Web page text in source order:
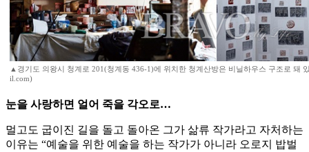
▲경기도 의왕시 청계로 201(청계동 436-1)에 위치한 청계산방은 비닐하우스 구조로 돼
il.com)
눈을 사랑하면 얼어 죽을 각오로…
멀고도 굽이진 길을 돌고 돌아온 그가 삶류 작가라고 자처하는
이유는 “예술을 위한 예술을 하는 작가가 아니라 오로지 밥벌